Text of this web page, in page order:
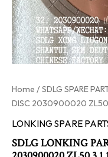
Home /SDLG SPARE
DISC 2030900020
LONKING SPARE
SDLG LONKING